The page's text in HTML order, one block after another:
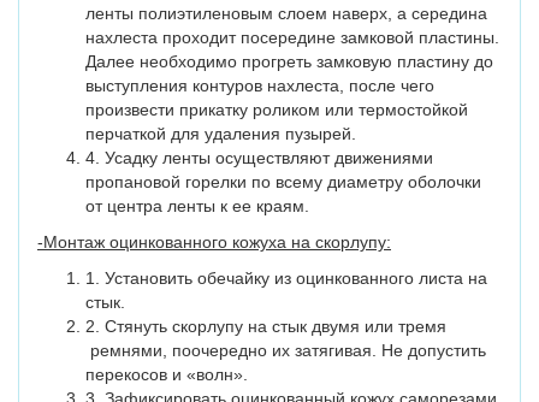
ленты полиэтиленовым слоем наверх, а середина
нахлеста проходит посередине замковой пластины.
Далее необходимо прогреть замковую пластину до
выступления контуров нахлеста, после чего
произвести прикатку роликом или термостойкой
перчаткой для удаления пузырей.
4. Усадку ленты осуществляют движениями
пропановой горелки по всему диаметру оболочки
от центра ленты к ее краям.
-Монтаж оцинкованного кожуха на скорлупу:
1. Установить обечайку из оцинкованного листа на
стык.
2. Стянуть скорлупу на стык двумя или тремя
ремнями, поочередно их затягивая. Не допустить
перекосов и «волн».